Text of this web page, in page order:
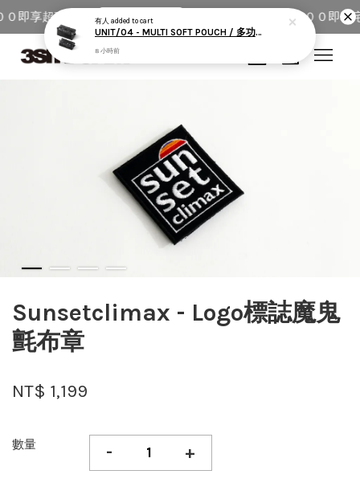
即享超商免運 馬上去下單！ 全館單筆消費滿＄５０００即享
Sunsetclimax - Logo標誌魔鬼
氈布章
NT$ 1,199
數量 - +
繼續購物
有人 added to cart
UNIT/04 - MULTI SOFT POUCH / 多功能收納包
8 小時前